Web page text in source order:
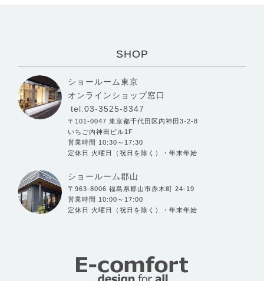
SHOP
ショールーム東京
オンラインショップ窓口
tel.03-3525-8347
〒101-0047 東京都千代田区内神田3-2-8
いちご内神田ビル1F
営業時間 10:30～17:30
定休日 火曜日（祝日を除く）・年末年始
ショールーム郡山
〒963-8006 福島県郡山市赤木町 24-19
営業時間 10:00～17:00
定休日 火曜日（祝日を除く）・年末年始